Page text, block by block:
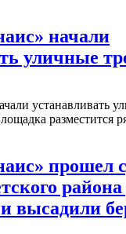
начали
уличные
устанавливать
разместится
прошел
высадили